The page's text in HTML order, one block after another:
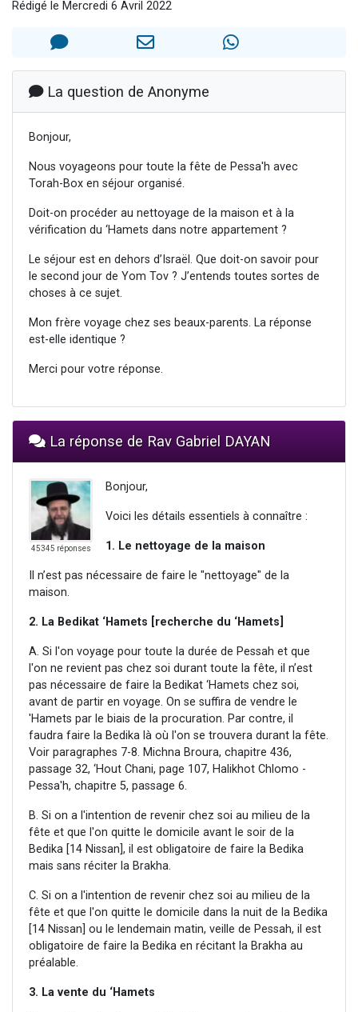
12 nouvelles musiques dans Torah-Box Music
2 personnes viennent de nous rejoindre sur WhatsApp
Rédigé le Mercredi 6 Avril 2022
La question de Anonyme
Bonjour,
Nous voyageons pour toute la fête de Pessa'h avec
Torah-Box en séjour organisé.
Doit-on procéder au nettoyage de la maison et à la
vérification du ‘Hamets dans notre appartement ?
Le séjour est en dehors d’Israël. Que doit-on savoir pour
le second jour de Yom Tov ? J’entends toutes sortes de
choses à ce sujet.
Mon frère voyage chez ses beaux-parents. La réponse
est-elle identique ?
Merci pour votre réponse.
La réponse de Rav Gabriel DAYAN
45345 réponses
Bonjour,
Voici les détails essentiels à connaître :
1. Le nettoyage de la maison
Il n’est pas nécessaire de faire le "nettoyage" de la
maison.
2. La Bedikat ‘Hamets [recherche du ‘Hamets]
A. Si l'on voyage pour toute la durée de Pessah et que
l'on ne revient pas chez soi durant toute la fête, il n’est
pas nécessaire de faire la Bedikat ‘Hamets chez soi,
avant de partir en voyage. On se suffira de vendre le
'Hamets par le biais de la procuration. Par contre, il
faudra faire la Bedika là où l'on se trouvera durant la fête.
Voir paragraphes 7-8. Michna Broura, chapitre 436,
passage 32, ‘Hout Chani, page 107, Halikhot Chlomo -
Pessa'h, chapitre 5, passage 6.
B. Si on a l'intention de revenir chez soi au milieu de la
fête et que l'on quitte le domicile avant le soir de la
Bedika [14 Nissan], il est obligatoire de faire la Bedika
mais sans réciter la Brakha.
C. Si on a l'intention de revenir chez soi au milieu de la
fête et que l'on quitte le domicile dans la nuit de la Bedika
[14 Nissan] ou le lendemain matin, veille de Pessah, il est
obligatoire de faire la Bedika en récitant la Brakha au
préalable.
3. La vente du ‘Hamets